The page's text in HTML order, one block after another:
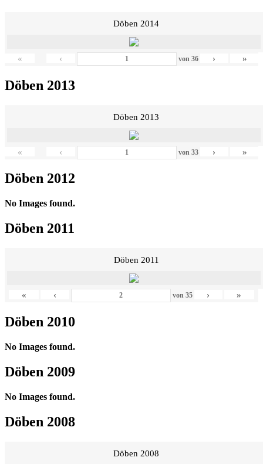
Döben 2014
« ‹ von 36 › »
Döben 2013
Döben 2013
« ‹ von 33 › »
Döben 2012
No Images found.
Döben 2011
Döben 2011
« ‹ von 35 › »
Döben 2010
No Images found.
Döben 2009
No Images found.
Döben 2008
Döben 2008